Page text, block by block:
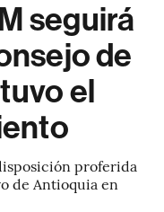
seguirá
de
el
proferida
de Antioquia en